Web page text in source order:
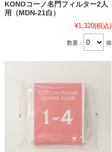
KONOコーノ名門フィルター2人
用（MDN-21白）
¥1,320(税込)
数量： 個